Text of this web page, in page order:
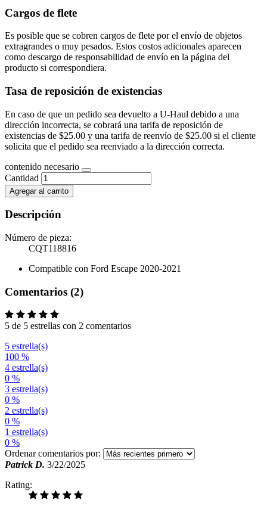
Cargos de flete
Es posible que se cobren cargos de flete por el envío de objetos
extragrandes o muy pesados. Estos costos adicionales aparecen
como descargo de responsabilidad de envío en la página del
producto si correspondiera.
Tasa de reposición de existencias
En caso de que un pedido sea devuelto a U-Haul debido a una
dirección incorrecta, se cobrará una tarifa de reposición de
existencias de $25.00 y una tarifa de reenvío de $25.00 si el cliente
solicita que el pedido sea reenviado a la dirección correcta.
contenido necesario
Cantidad
Agregar al carrito
Descripción
Número de pieza:
CQT118816
Compatible con Ford Escape​​​​​​​ 2020-2021
Comentarios (2)
5 de 5 estrellas con 2 comentarios
5 estrella(s)
100 %
4 estrella(s)
0 %
3 estrella(s)
0 %
2 estrella(s)
0 %
1 estrella(s)
0 %
Ordenar comentarios por:
Patrick D. 3/22/2025
Rating: